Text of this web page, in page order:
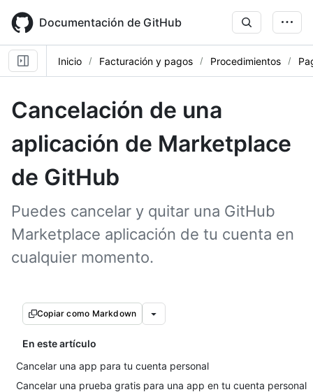
main
content
Documentación de GitHub
Inicio Facturación y pagos Procedimientos
Cancelación de una
aplicación de Marketplace
de GitHub
Puedes cancelar y quitar una GitHub
Marketplace aplicación de tu cuenta en
cualquier momento.
Copiar como Markdown
En este artículo
Cancelar una app para tu cuenta personal
Cancelar una prueba gratis para una app en tu cuenta personal